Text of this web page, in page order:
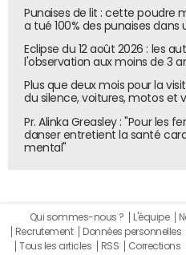
Punaises de lit : cette poudre
a tué 100% des punaises dans
Eclipse du 12 août 2026 : les
l'observation aux moins de 3
Plus que deux mois pour la
du silence, voitures, motos et
Pr. Alinka Greasley : "Pour les
danser entretient la santé
mental"
Qui sommes-nous ? L'équipe
Recrutement
Données personnelles
Tous les articles
RSS Corrections